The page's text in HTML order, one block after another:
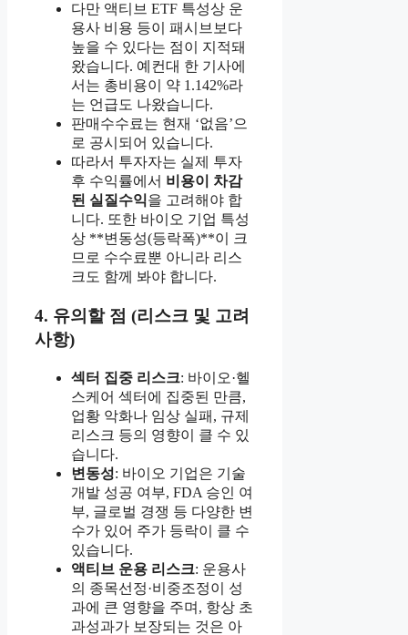
다만 액티브 ETF 특성상 운
용사 비용 등이 패시브보다
높을 수 있다는 점이 지적돼
왔습니다. 예컨대 한 기사에
서는 총비용이 약 1.142%라
는 언급도 나왔습니다.
판매수수료는 현재 ‘없음’으
로 공시되어 있습니다.
따라서 투자자는 실제 투자
후 수익률에서 비용이 차감
된 실질수익을 고려해야 합
니다. 또한 바이오 기업 특성
상 **변동성(등락폭)**이 크
므로 수수료뿐 아니라 리스
크도 함께 봐야 합니다.
4. 유의할 점 (리스크 및 고려
사항)
섹터 집중 리스크: 바이오·헬
스케어 섹터에 집중된 만큼,
업황 악화나 임상 실패, 규제
리스크 등의 영향이 클 수 있
습니다.
변동성: 바이오 기업은 기술
개발 성공 여부, FDA 승인 여
부, 글로벌 경쟁 등 다양한 변
수가 있어 주가 등락이 클 수
있습니다.
액티브 운용 리스크: 운용사
의 종목선정·비중조정이 성
과에 큰 영향을 주며, 항상 초
과성과가 보장되는 것은 아